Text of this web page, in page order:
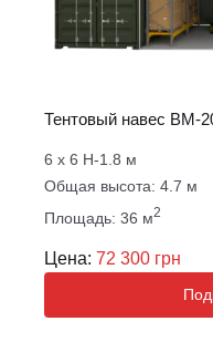
Тентовый навес ВM-
6 х 6 Н-1.8 м
Общая высота: 4.7 м
Площадь: 36 м2
Цена: 72 300 грн